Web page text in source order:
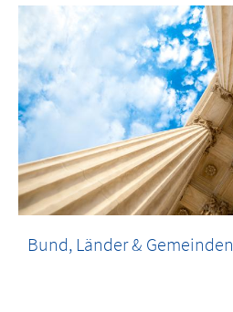
Bund, Länder & Gemeinden